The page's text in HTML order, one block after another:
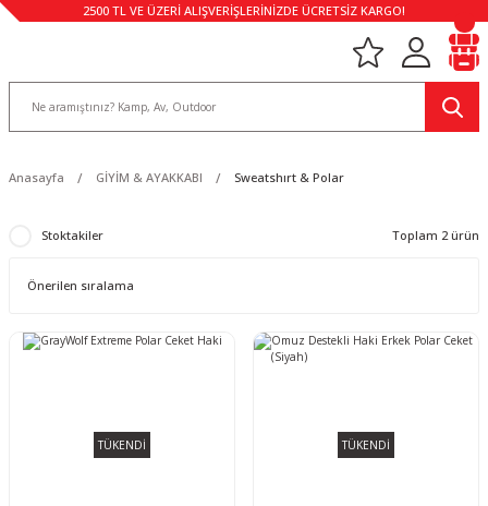
2500 TL VE ÜZERİ ALIŞVERİŞLERİNİZDE ÜCRETSİZ KARGO!
Anasayfa GİYİM & AYAKKABI Sweatshırt & Polar
Stoktakiler Toplam 2 ürün
TÜKENDİ TÜKENDİ